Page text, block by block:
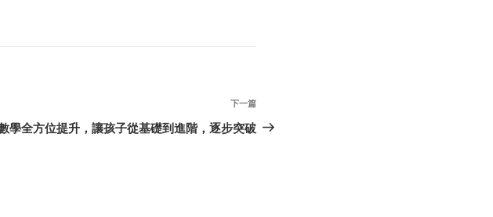
下
一
下一篇
學全方位提升，讓孩子從基礎到進階，逐步突破